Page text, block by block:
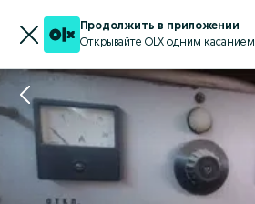
Продолжить в приложении
Открывайте OLX одним касанием